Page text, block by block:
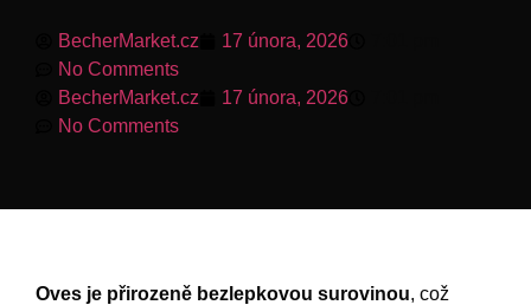
BecherMarket.cz 17 února, 2026
No Comments
BecherMarket.cz
17 února, 2026
No Comments
Oves je přirozeně bezlepkovou surovinou, což